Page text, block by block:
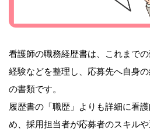
看護師の職務経歴書は、これまで
経験などを整理し、応募先へ自身
の書類です。
履歴書の「職歴」よりも詳細に看
め、採用担当者が応募者のスキル